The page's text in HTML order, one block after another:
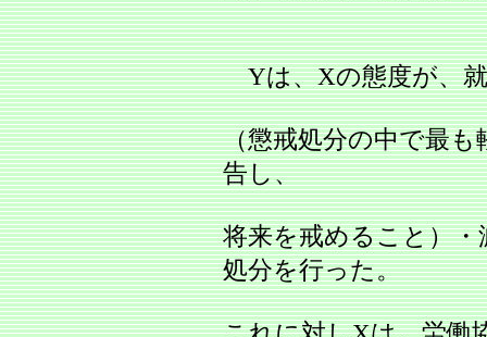
Yは、Xの態度が、就
（懲戒処分の中で最
告し、
将来を戒めること）
処分を行った。